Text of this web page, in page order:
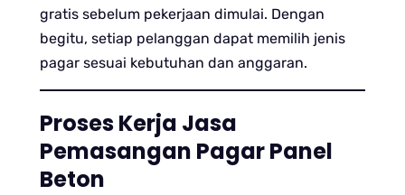
gratis sebelum pekerjaan dimulai. Dengan
begitu, setiap pelanggan dapat memilih jenis
pagar sesuai kebutuhan dan anggaran.
Proses Kerja Jasa
Pemasangan Pagar Panel
Beton